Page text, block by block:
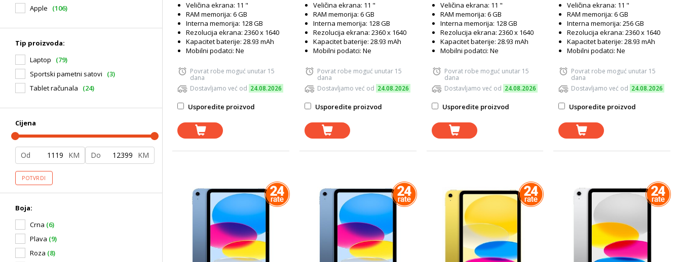
Apple
(106)
Tip proizvoda:
Laptop
(79)
Sportski pametni satovi
(3)
Tablet računala
(24)
Cijena
Od KM Do KM
POTVRDI
Boja:
Crna (6)
Plava (9)
Roza (8)
Veličina ekrana: 11 "
RAM memorija: 6 GB
Interna memorija: 128 GB
Rezolucija ekrana: 2360 x 1640
Kapacitet baterije: 28.93 mAh
Mobilni podatci: Ne
Povrat robe moguć unutar 15
dana
Dostavljamo već od 24.08.2026
Usporedite proizvod
Veličina ekrana: 11 "
RAM memorija: 6 GB
Interna memorija: 128 GB
Rezolucija ekrana: 2360 x 1640
Kapacitet baterije: 28.93 mAh
Mobilni podatci: Ne
Povrat robe moguć unutar 15
dana
Dostavljamo već od 24.08.2026
Usporedite proizvod
Veličina ekrana: 11 "
RAM memorija: 6 GB
Interna memorija: 128 GB
Rezolucija ekrana: 2360 x 1640
Kapacitet baterije: 28.93 mAh
Mobilni podatci: Ne
Povrat robe moguć unutar 15
dana
Dostavljamo već od 24.08.2026
Usporedite proizvod
Veličina ekrana: 11 "
RAM memorija: 6 GB
Interna memorija: 256 GB
Rezolucija ekrana: 2360 x 1640
Kapacitet baterije: 28.93 mAh
Mobilni podatci: Ne
Povrat robe moguć unutar 15
dana
Dostavljamo već od 24.08.2026
Usporedite proizvod